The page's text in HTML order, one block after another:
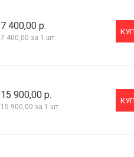
7 400,00 р.
7 400,00 за 1 шт.
15 900,00 р.
15 900,00 за 1 шт.